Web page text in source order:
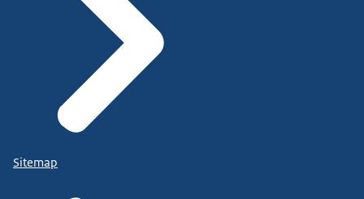
Sitemap